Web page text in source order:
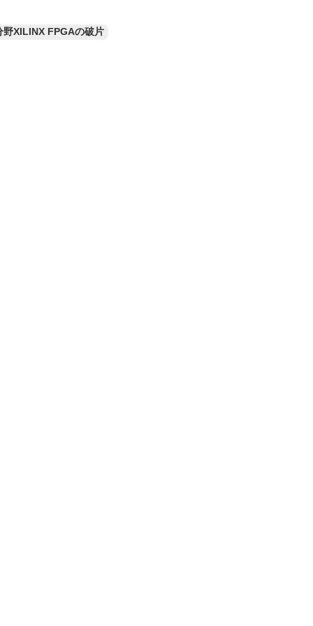
野XILINX FPGAの破片